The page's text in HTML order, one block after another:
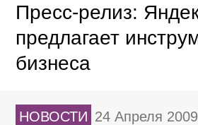
Пресс-релиз:
предлагает
бизнеса
НОВОСТИ 24 Апреля